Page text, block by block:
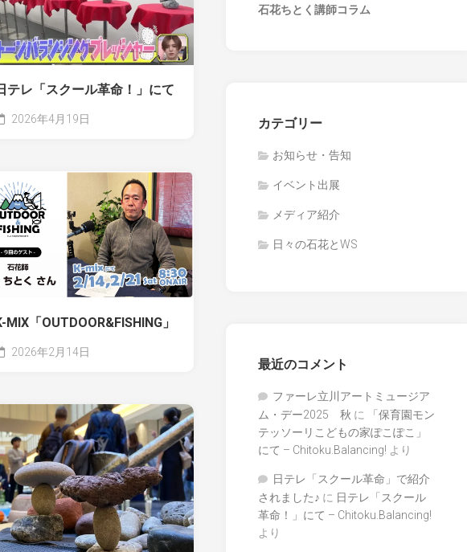
摩
川
で
ロ
ク
ラ
グ
を
満
喫
し
う。
テレ「スクール革命！」にて
2026年4月19日
MIX「OUTDOOR&FISHING」
2026年2月14日
石花ちとく講師コラム
カテゴリー
お知らせ・告知
イベント出展
メディア紹介
日々の石花とWS
最近のコメント
ファーレ立川アートミュージア
ム・デー2025 秋 に
「保育園モン
テッソーリこどもの家ぽこぽこ」
にて – Chitoku.Balancing! より
日テレ「スクール革命」で紹介
されました♪ に 日テレ「スクール
革命！」にて – Chitoku.Balancing!
より